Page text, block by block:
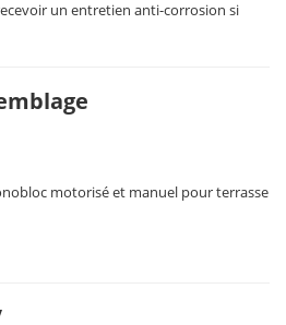
un entretien anti-corrosion si
motorisé et manuel pour terrasse